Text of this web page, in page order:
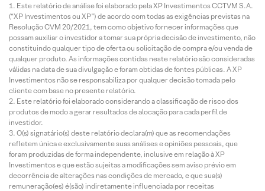
Este relatório de análise foi elaborado pela XP Investimentos CCTVM S.A.
(“XP Investimentos ou XP”) de acordo com todas as exigências previstas na
Resolução CVM 20/2021, tem como objetivo fornecer informações que
possam auxiliar o investidor a tomar sua própria decisão de investimento, não
constituindo qualquer tipo de oferta ou solicitação de compra e/ou venda de
qualquer produto. As informações contidas neste relatório são consideradas
válidas na data de sua divulgação e foram obtidas de fontes públicas. A XP
Investimentos não se responsabiliza por qualquer decisão tomada pelo
cliente com base no presente relatório.
Este relatório foi elaborado considerando a classificação de risco dos
produtos de modo a gerar resultados de alocação para cada perfil de
investidor.
O(s) signatário(s) deste relatório declara(m) que as recomendações
refletem única e exclusivamente suas análises e opiniões pessoais, que
foram produzidas de forma independente, inclusive em relação à XP
Investimentos e que estão sujeitas a modificações sem aviso prévio em
decorrência de alterações nas condições de mercado, e que sua(s)
remuneração(es) é(são) indiretamente influenciada por receitas